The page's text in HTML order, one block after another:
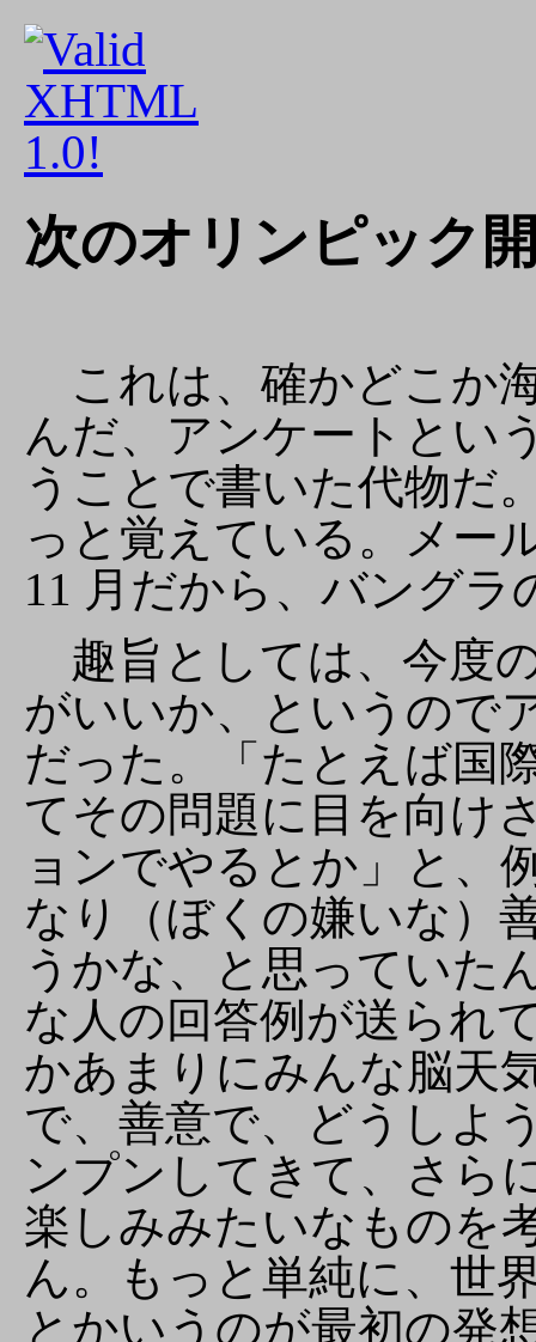
次のオリンピック
これは、確かどこか
んだ、アンケートとい
うことで書いた代物だ
っと覚えている。メー
11 月だから、バング
趣旨としては、今度
がいいか、というので
だった。「たとえば国
てその問題に目を向け
ョンでやるとか」と、
なり（ぼくの嫌いな）
うかな、と思っていた
な人の回答例が送られ
かあまりにみんな脳天
で、善意で、どうしよ
ンプンしてきて、さら
楽しみみたいなものを
ん。もっと単純に、世
とかいうのが最初の発